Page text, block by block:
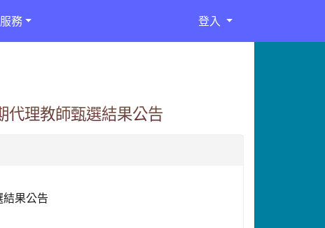
務 登入
代理教師甄選結果公告
果公告